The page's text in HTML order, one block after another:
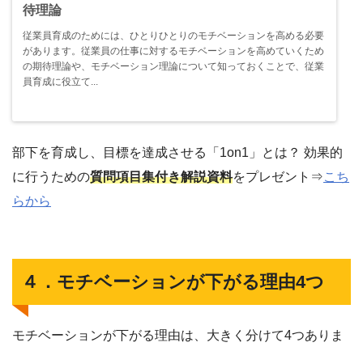
待理論
従業員育成のためには、ひとりひとりのモチベーションを高める必要
があります。従業員の仕事に対するモチベーションを高めていくため
の期待理論や、モチベーション理論について知っておくことで、従業
員育成に役立て...
部下を育成し、目標を達成させる「1on1」とは？ 効果的
に行うための質問項目集付き解説資料をプレゼント⇒こち
らから
４．モチベーションが下がる理由4つ
モチベーションが下がる理由は、大きく分けて4つありま